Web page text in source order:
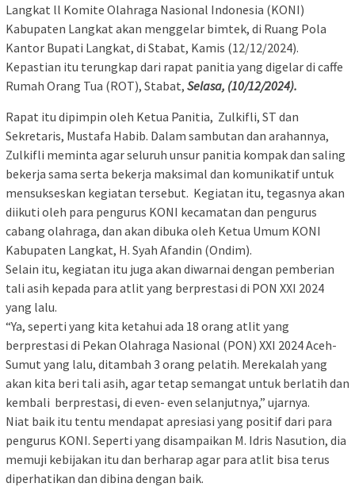
Langkat ll Komite Olahraga Nasional Indonesia (KONI)
Kabupaten Langkat akan menggelar bimtek, di Ruang Pola
Kantor Bupati Langkat, di Stabat, Kamis (12/12/2024).
Kepastian itu terungkap dari rapat panitia yang digelar di caffe
Rumah Orang Tua (ROT), Stabat, Selasa, (10/12/2024).
Rapat itu dipimpin oleh Ketua Panitia, Zulkifli, ST dan
Sekretaris, Mustafa Habib. Dalam sambutan dan arahannya,
Zulkifli meminta agar seluruh unsur panitia kompak dan saling
bekerja sama serta bekerja maksimal dan komunikatif untuk
mensukseskan kegiatan tersebut. Kegiatan itu, tegasnya akan
diikuti oleh para pengurus KONI kecamatan dan pengurus
cabang olahraga, dan akan dibuka oleh Ketua Umum KONI
Kabupaten Langkat, H. Syah Afandin (Ondim).
Selain itu, kegiatan itu juga akan diwarnai dengan pemberian
tali asih kepada para atlit yang berprestasi di PON XXI 2024
yang lalu.
“Ya, seperti yang kita ketahui ada 18 orang atlit yang
berprestasi di Pekan Olahraga Nasional (PON) XXI 2024 Aceh-
Sumut yang lalu, ditambah 3 orang pelatih. Merekalah yang
akan kita beri tali asih, agar tetap semangat untuk berlatih dan
kembali berprestasi, di even- even selanjutnya,” ujarnya.
Niat baik itu tentu mendapat apresiasi yang positif dari para
pengurus KONI. Seperti yang disampaikan M. Idris Nasution, dia
memuji kebijakan itu dan berharap agar para atlit bisa terus
diperhatikan dan dibina dengan baik.